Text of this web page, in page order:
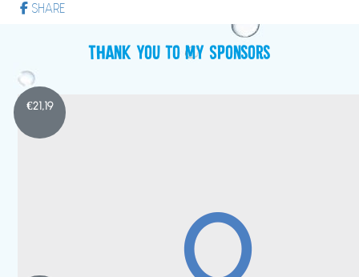
SHARE
Thank you to my Sponsors
€21,19